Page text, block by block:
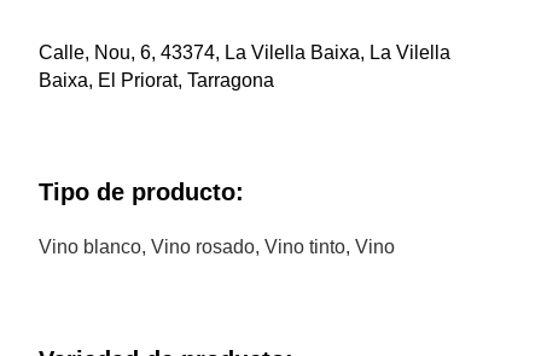
Calle, Nou, 6, 43374, La Vilella Baixa, La Vilella
Baixa, El Priorat, Tarragona
Tipo de producto:
Vino blanco, Vino rosado, Vino tinto, Vino